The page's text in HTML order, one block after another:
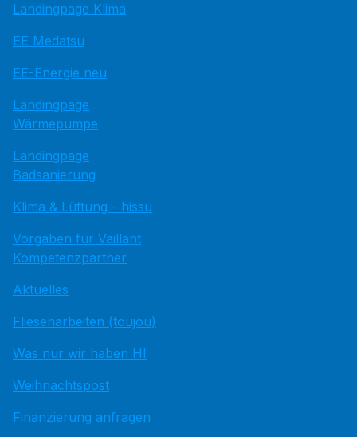
Landingpage Klima
EE Medatsu
EE-Energie neu
Landingpage
Wärmepumpe
Landingpage
Badsanierung
Klima & Lüftung - hissu
Vorgaben für Vaillant
Kompetenzpartner
Aktuelles
Fliesenarbeiten (toujou)
Was nur wir haben HI
Weihnachtspost
Finanzierung anfragen